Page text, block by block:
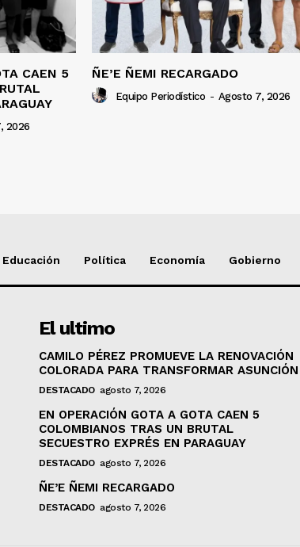
CAEN 5
2026
ÑE’E ÑEMI RECARGADO
Equipo Periodístico - Agosto 7, 2026
Educación Política Economía Gobierno
El ultimo
CAMILO PÉREZ PROMUEVE LA RENOVACIÓN
COLORADA PARA TRANSFORMAR ASUNCIÓN
DESTACADO agosto 7, 2026
EN OPERACIÓN GOTA A GOTA CAEN 5
COLOMBIANOS TRAS UN BRUTAL
SECUESTRO EXPRÉS EN PARAGUAY
DESTACADO agosto 7, 2026
ÑE’E ÑEMI RECARGADO
DESTACADO agosto 7, 2026